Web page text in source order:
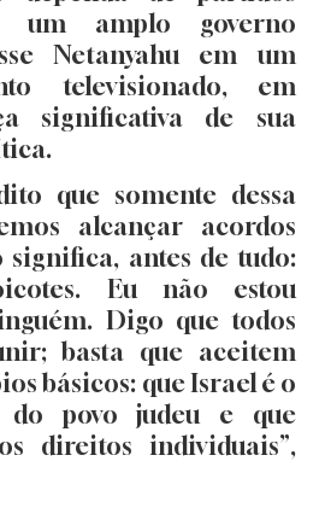
um amplo governo
Netanyahu em um
televisionado, em
significativa de sua
que somente dessa
alcançar acordos
significa, antes de tudo:
Eu não estou
Digo que todos
basta que aceitem
básicos: que Israel é o
do povo judeu e que
direitos individuais”,